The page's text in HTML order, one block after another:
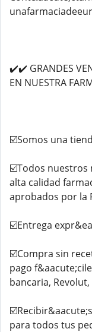
✔️✔️ GRANDES
EN NUESTRA
☑️Somos una
☑️Todos nuestros
alta calidad
aprobados por la
☑️Entrega
☑️Compra sin
pago
bancaria,
para todos tus